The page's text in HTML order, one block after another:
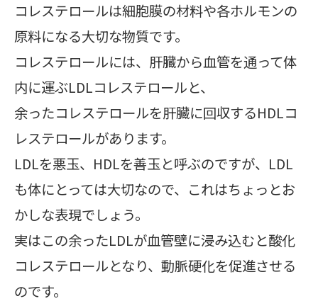
コレステロールは細胞膜の材料や各ホルモンの
原料になる大切な物質です。
コレステロールには、肝臓から血管を通って体
内に運ぶLDLコレステロールと、
余ったコレステロールを肝臓に回収するHDLコ
レステロールがあります。
LDLを悪玉、HDLを善玉と呼ぶのですが、LDL
も体にとっては大切なので、これはちょっとお
かしな表現でしょう。
実はこの余ったLDLが血管壁に浸み込むと酸化
コレステロールとなり、動脈硬化を促進させる
のです。